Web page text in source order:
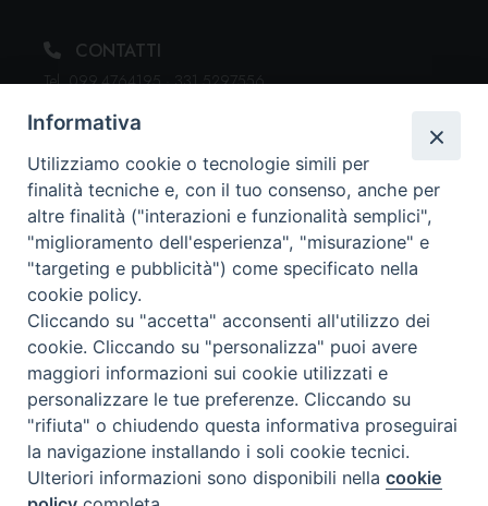
CONTATTI
Tel. 099.4764195 · 331.5297556
ORARI DI SEGRETERIA
Dal lunedì al venerdì: 15:30 - 19:00
DOVE SIAMO
Via Duomo, 107
74123 Taranto (TA)
SEGUICI SU
Informativa
Utilizziamo cookie o tecnologie simili per
finalità tecniche e, con il tuo consenso, anche per
altre finalità ("interazioni e funzionalità semplici",
"miglioramento dell'esperienza", "misurazione" e
"targeting e pubblicità") come specificato nella
cookie policy.
Cliccando su "accetta" acconsenti all'utilizzo dei
cookie. Cliccando su "personalizza" puoi avere
maggiori informazioni sui cookie utilizzati e
personalizzare le tue preferenze. Cliccando su
"rifiuta" o chiudendo questa informativa proseguirai
la navigazione installando i soli cookie tecnici.
Ulteriori informazioni sono disponibili nellacookie